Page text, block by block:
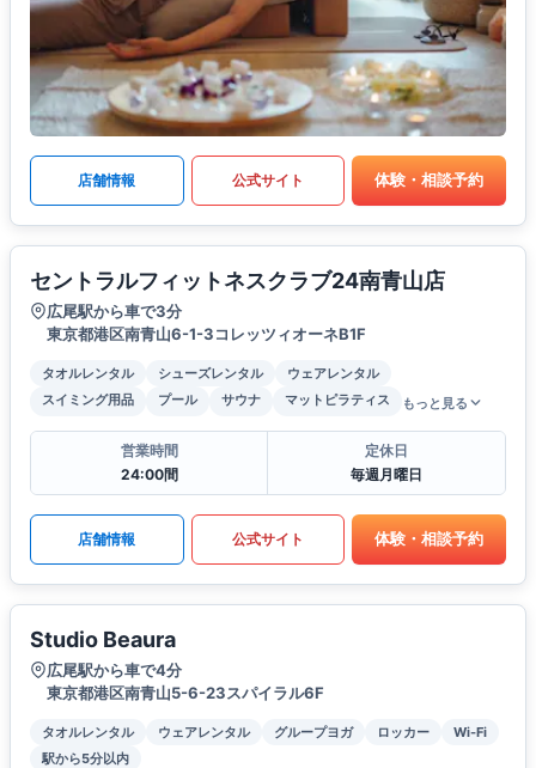
店舗情報 公式サイト 体験・相談予約
セントラルフィットネスクラブ24南青山店
広尾駅から車で3分
東京都港区南青山6-1-3コレッツィオーネB1F
タオルレンタル シューズレンタル
ウェアレンタル
スイミング用品
プール サウナ マットピラティス もっと見る
営業時間
24:00間
定休日
毎週月曜日
店舗情報 公式サイト 体験・相談予約
Studio Beaura
広尾駅から車で4分
東京都港区南青山5-6-23スパイラル6F
タオルレンタル ウェアレンタル グループヨガ ロッカー
Wi-Fi
駅から5分以内